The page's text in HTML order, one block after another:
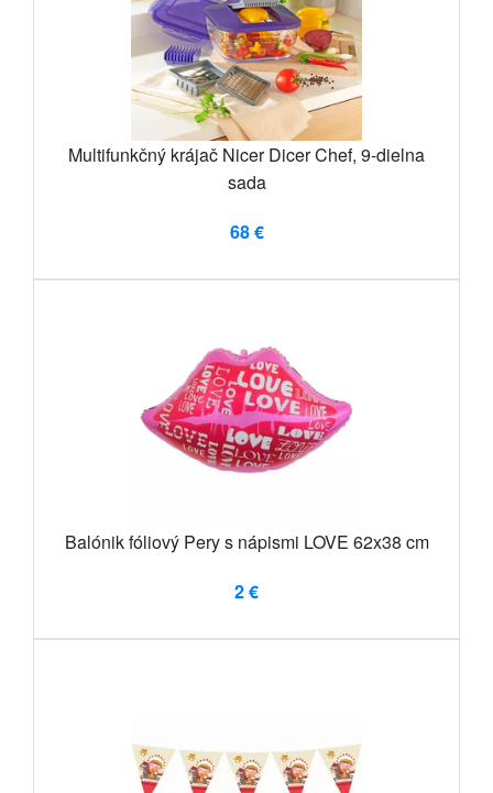
Multifunkčný krájač Nicer Dicer Chef, 9-dielna
sada
68 €
Balónik fóliový Pery s nápismi LOVE 62x38 cm
2 €